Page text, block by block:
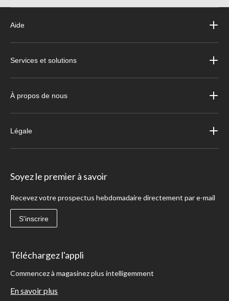
Aide
Services et solutions
À propos de nous
Légale
Soyez le premier à savoir
Recevez votre prospectus hebdomadaire directement par e-mail
S'inscrire
Téléchargez l'appli
Commencez à magasinez plus intelligemment
En savoir plus